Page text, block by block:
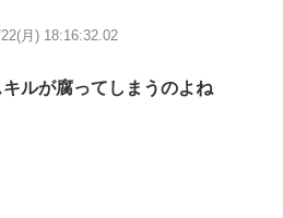
月) 18:16:32.02
ルが腐ってしまうのよね